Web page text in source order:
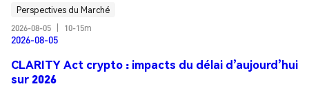
Perspectives du Marché
2026-08-05
10-15m
2026-08-05
CLARITY Act crypto : impacts du délai d’aujourd’hui
sur 2026